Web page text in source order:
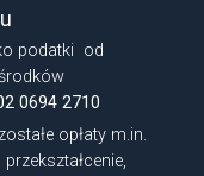
podatki od
0694 2710
opłaty m.in.